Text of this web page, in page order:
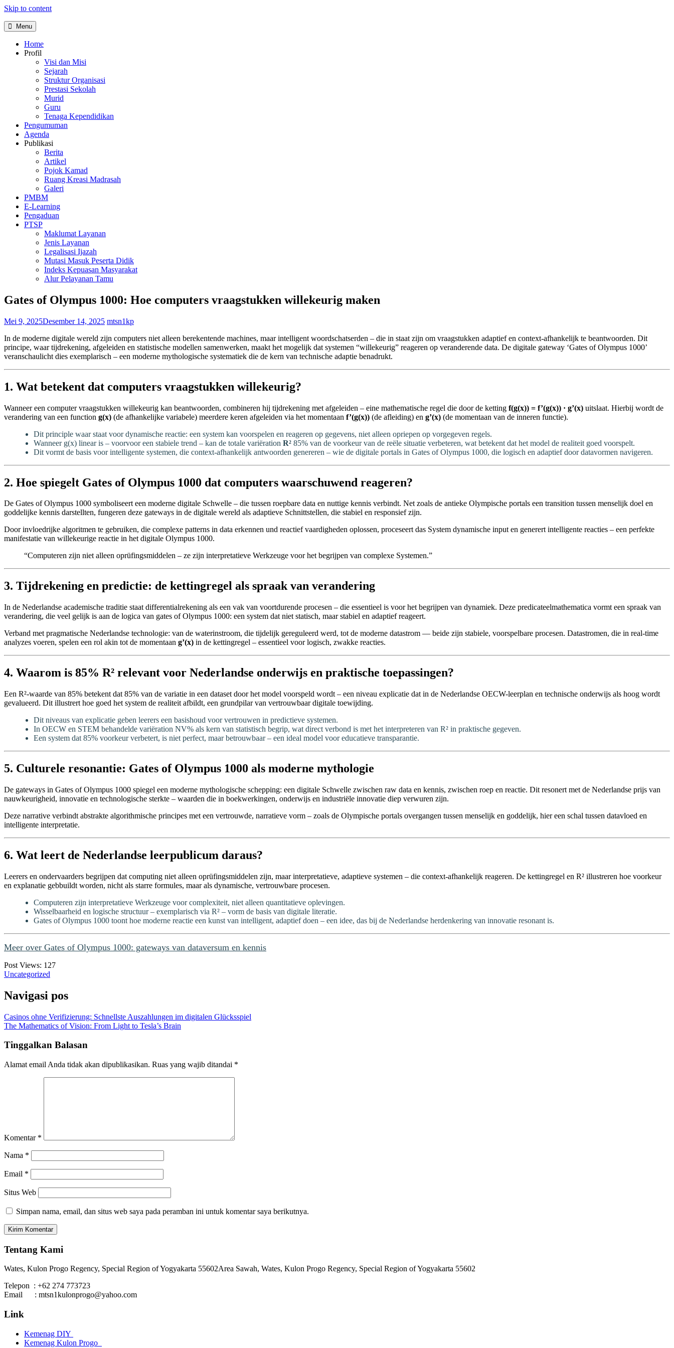
Skip to content
Menu
Home
Profil
Visi dan Misi
Sejarah
Struktur Organisasi
Prestasi Sekolah
Murid
Guru
Tenaga Kependidikan
Pengumuman
Agenda
Publikasi
Berita
Artikel
Pojok Kamad
Ruang Kreasi Madrasah
Galeri
PMBM
E-Learning
Pengaduan
PTSP
Maklumat Layanan
Jenis Layanan
Legalisasi Ijazah
Mutasi Masuk Peserta Didik
Indeks Kepuasan Masyarakat
Alur Pelayanan Tamu
Gates of Olympus 1000: Hoe computers vraagstukken willekeurig maken
Mei 9, 2025Desember 14, 2025 mtsn1kp
In de moderne digitale wereld zijn computers niet alleen berekentende machines, maar intelligent woordschatserden – die in staat zijn om vraagstukken adaptief en context-afhankelijk te beantwoorden. Dit
principe, waar tijdrekening, afgeleiden en statistische modellen samenwerken, maakt het mogelijk dat systemen “willekeurig” reageren op veranderende data. De digitale gateway ‘Gates of Olympus 1000’
veranschaulicht dies exemplarisch – een moderne mythologische systematiek die de kern van technische adaptie benadrukt.
1. Wat betekent dat computers vraagstukken willekeurig?
Wanneer een computer vraagstukken willekeurig kan beantwoorden, combineren hij tijdrekening met afgeleiden – eine mathematische regel die door de ketting f(g(x)) = f’(g(x)) · g’(x) uitslaat. Hierbij wordt de
verandering van een function g(x) (de afhankelijke variabele) meerdere keren afgeleiden via het momentaan f’(g(x)) (de afleiding) en g’(x) (de momentaan van de inneren functie).
Dit principle waar staat voor dynamische reactie: een system kan voorspelen en reageren op gegevens, niet alleen opriepen op vorgegeven regels.
Wanneer g(x) linear is – voorvoor een stabiele trend – kan de totale variërationR² 85% van de voorkeur van de reële situatie verbeteren, wat betekent dat het model de realiteit goed voorspelt.
Dit vormt de basis voor intelligente systemen, die context-afhankelijk antwoorden genereren – wie de digitale portals in Gates of Olympus 1000, die logisch en adaptief door datavormen navigeren.
2. Hoe spiegelt Gates of Olympus 1000 dat computers waarschuwend reageren?
De Gates of Olympus 1000 symboliseert een moderne digitale Schwelle – die tussen roepbare data en nuttige kennis verbindt. Net zoals de antieke Olympische portals een transition tussen menselijk doel en
goddelijke kennis darstellten, fungeren deze gateways in de digitale wereld als adaptieve Schnittstellen, die stabiel en responsief zijn.
Door invloedrijke algoritmen te gebruiken, die complexe patterns in data erkennen und reactief vaardigheden oplossen, proceseert das System dynamische input en generert intelligente reacties – een perfekte
manifestatie van willekeurige reactie in het digitale Olympus 1000.
“Computeren zijn niet alleen oprüfingsmiddelen – ze zijn interpretatieve Werkzeuge voor het begrijpen van complexe Systemen.”
3. Tijdrekening en predictie: de kettingregel als spraak van verandering
In de Nederlandse academische traditie staat differentialrekening als een vak van voortdurende procesen – die essentieel is voor het begrijpen van dynamiek. Deze predicateelmathematica vormt een spraak van
verandering, die veel gelijk is aan de logica van gates of Olympus 1000: een system dat niet statisch, maar stabiel en adaptief reageert.
Verband met pragmatische Nederlandse technologie: van de waterinstroom, die tijdelijk gereguleerd werd, tot de moderne datastrom — beide zijn stabiele, voorspelbare procesen. Datastromen, die in real-time
analyzes voeren, spelen een rol akin tot de momentaan g’(x) in de kettingregel – essentieel voor logisch, zwakke reacties.
4. Waarom is 85% R² relevant voor Nederlandse onderwijs en praktische toepassingen?
Een R²-waarde van 85% betekent dat 85% van de variatie in een dataset door het model voorspeld wordt – een niveau explicatie dat in de Nederlandse OECW-leerplan en technische onderwijs als hoog wordt
gevalueerd. Dit illustrert hoe goed het system de realiteit afbildt, een grundpilar van vertrouwbaar digitale toewijding.
Dit niveaus van explicatie geben leerers een basishoud voor vertrouwen in predictieve systemen.
In OECW en STEM behandelde variëration NV% als kern van statistisch begrip, wat direct verbond is met het interpreteren van R² in praktische gegeven.
Een system dat 85% voorkeur verbetert, is niet perfect, maar betrouwbaar – een ideal model voor educatieve transparantie.
5. Culturele resonantie: Gates of Olympus 1000 als moderne mythologie
De gateways in Gates of Olympus 1000 spiegel een moderne mythologische schepping: een digitale Schwelle zwischen raw data en kennis, zwischen roep en reactie. Dit resonert met de Nederlandse prijs van
nauwkeurigheid, innovatie en technologische sterkte – waarden die in boekwerkingen, onderwijs en industriële innovatie diep verwuren zijn.
Deze narrative verbindt abstrakte algorithmische principes met een vertrouwde, narratieve vorm – zoals de Olympische portals overgangen tussen menselijk en goddelijk, hier een schal tussen datavloed en
intelligente interpretatie.
6. Wat leert de Nederlandse leerpublicum daraus?
Leerers en ondervaarders begrijpen dat computing niet alleen oprüfingsmiddelen zijn, maar interpretatieve, adaptieve systemen – die context-afhankelijk reageren. De kettingregel en R² illustreren hoe voorkeur
en explanatie gebbuildt worden, nicht als starre formules, maar als dynamische, vertrouwbare procesen.
Computeren zijn interpretatieve Werkzeuge voor complexiteit, niet alleen quantitatieve oplevingen.
Wisselbaarheid en logische structuur – exemplarisch via R² – vorm de basis van digitale literatie.
Gates of Olympus 1000 toont hoe moderne reactie een kunst van intelligent, adaptief doen – een idee, das bij de Nederlandse herdenkering van innovatie resonant is.
Meer over Gates of Olympus 1000: gateways van dataversum en kennis
Post Views: 127
Uncategorized
Navigasi pos
Casinos ohne Verifizierung: Schnellste Auszahlungen im digitalen Glücksspiel
The Mathematics of Vision: From Light to Tesla’s Brain
Tinggalkan Balasan
Alamat email Anda tidak akan dipublikasikan. Ruas yang wajib ditandai *
Komentar *
Nama *
Email *
Situs Web
Simpan nama, email, dan situs web saya pada peramban ini untuk komentar saya berikutnya.
Tentang Kami
Wates, Kulon Progo Regency, Special Region of Yogyakarta 55602Area Sawah, Wates, Kulon Progo Regency, Special Region of Yogyakarta 55602
Telepon : +62 274 773723
Email : mtsn1kulonprogo@yahoo.com
Link
Kemenag DIY
Kemenag Kulon Progo